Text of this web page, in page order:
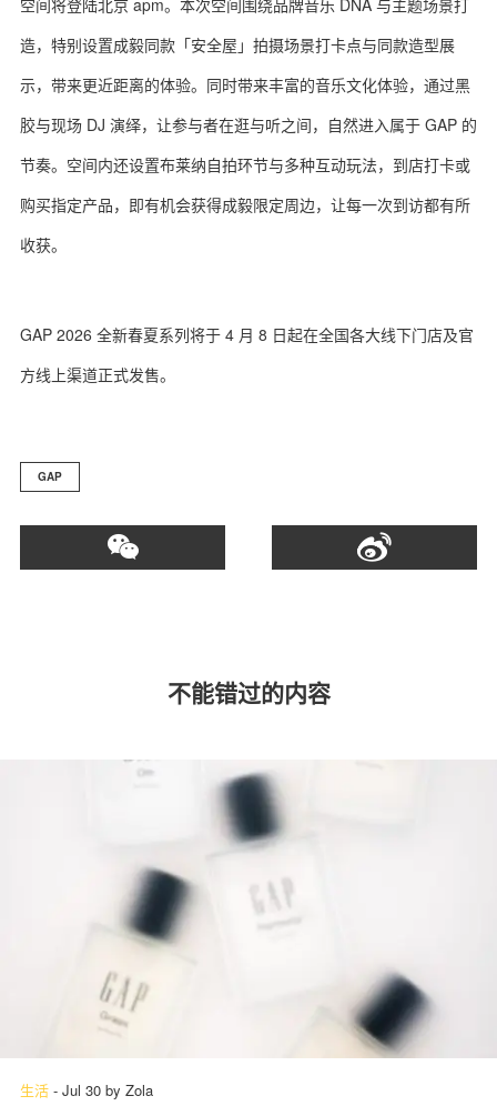
空间将登陆北京 apm。本次空间围绕品牌音乐 DNA 与主题场景打
造，特别设置成毅同款「安全屋」拍摄场景打卡点与同款造型展
示，带来更近距离的体验。同时带来丰富的音乐文化体验，通过黑
胶与现场 DJ 演绎，让参与者在逛与听之间，自然进入属于 GAP 的
节奏。空间内还设置布莱纳自拍环节与多种互动玩法，到店打卡或
购买指定产品，即有机会获得成毅限定周边，让每一次到访都有所
收获。
GAP 2026 全新春夏系列将于 4 月 8 日起在全国各大线下门店及官
方线上渠道正式发售。
GAP
不能错过的内容
生活 - Jul 30 by Zola